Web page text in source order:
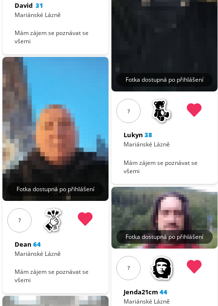
David 31
Mariánské Lázně
Mám zájem se poznávat se
všemi
Fotka dostupná po přihlášení
?
Dean 64
Mariánské Lázně
Mám zájem se poznávat se
všemi
Fotka dostupná po přihlášení
?
Lukyn 38
Mariánské Lázně
Mám zájem se poznávat se
všemi
Fotka dostupná po přihlášení
?
Jenda21cm 44
Mariánské Lázně